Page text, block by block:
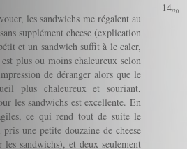
les sandwichs me régalent au
supplément cheese (explication
et un sandwich suffit à le caler,
plus ou moins chaleureux selon
de déranger alors que le
plus chaleureux et souriant,
les sandwichs est excellente. En
ce qui rend tout de suite le
une petite douzaine de cheese
les sandwichs), et deux seulement
14/20